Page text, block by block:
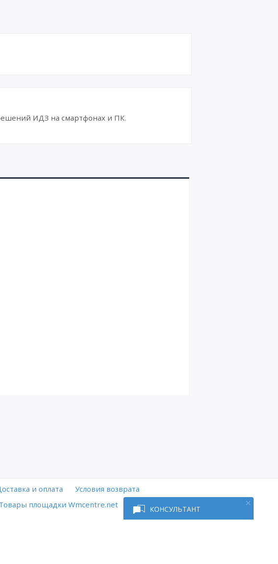
КОНСУЛЬТАНТ
ИДЗ на смартфонах и ПК.
и оплата
Условия возврата
площадки Wmcentre.net